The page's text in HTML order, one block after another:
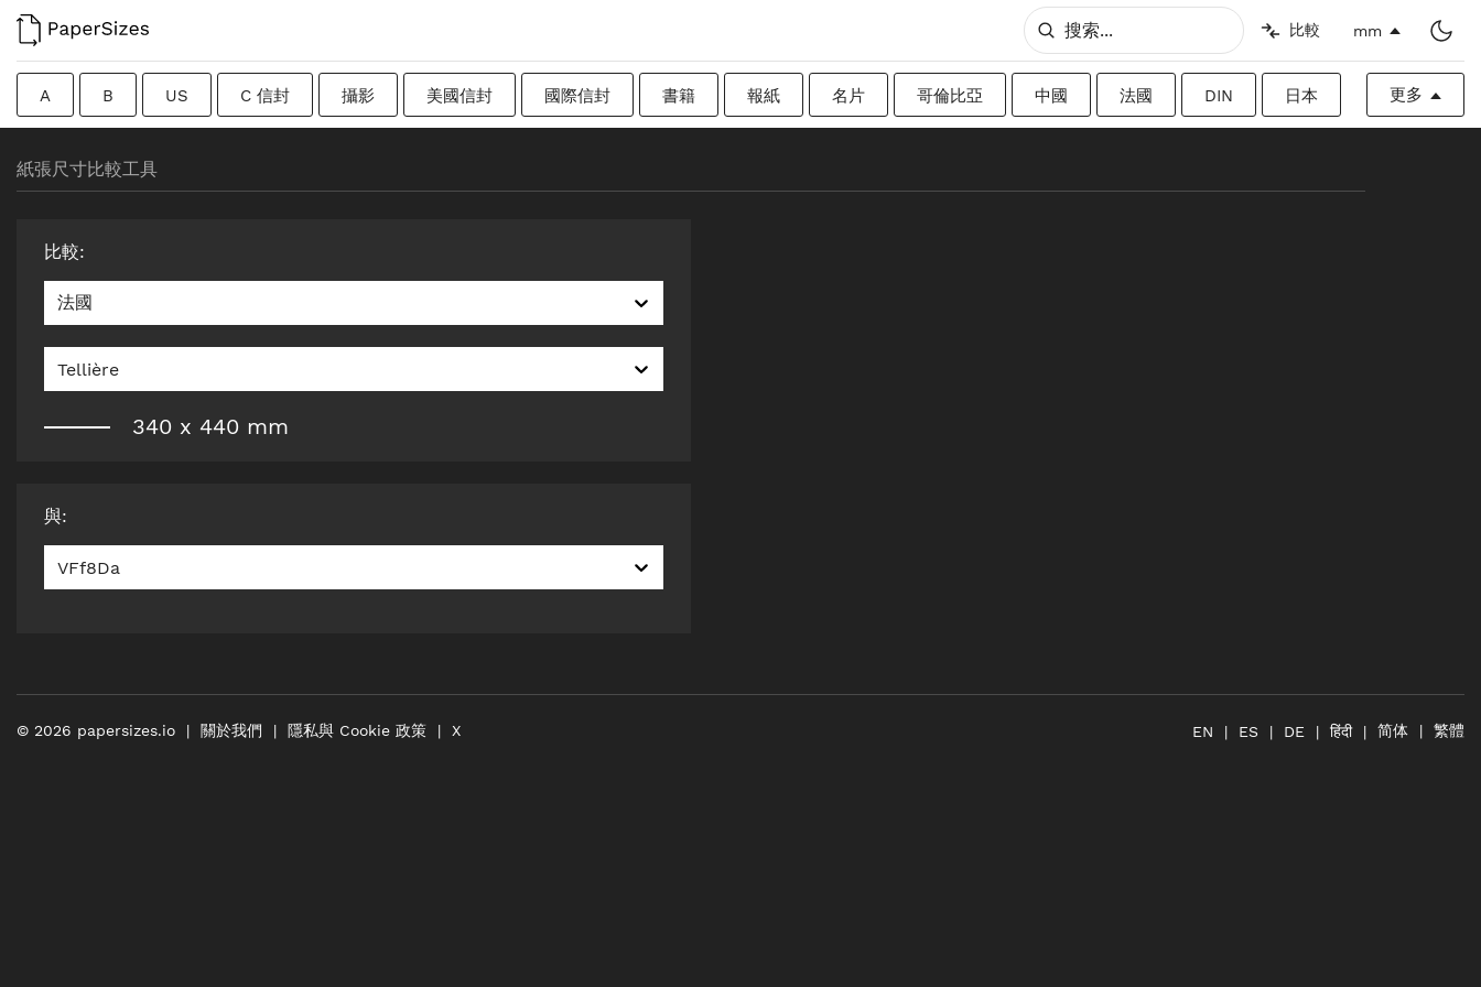
比較 mm
A B US C 信封 攝影 美國信封 國際信封 書籍 報紙 名片 哥倫比亞 中國 法國 DIN 日本 更多
紙張尺寸比較工具
比較:
法國
Tellière
340 x 440 mm
與:
VFf8Da
© 2026 papersizes.io 關於我們 隱私與 Cookie 政策 X EN ES DE हिंदी 简体 繁體